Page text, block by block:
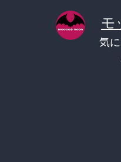
モ
気